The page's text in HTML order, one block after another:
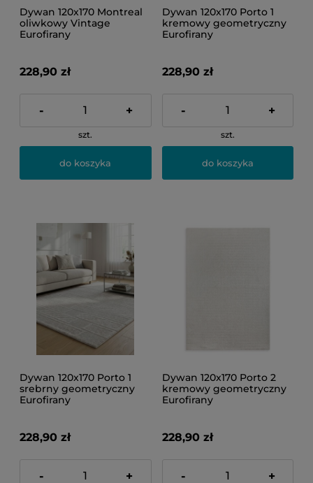
Dywan 120x170 Montreal
oliwkowy Vintage
Eurofirany
228,90 zł
- +
szt.
do koszyka
Dywan 120x170 Porto 1
kremowy geometryczny
Eurofirany
228,90 zł
- +
szt.
do koszyka
Dywan 120x170 Porto 1
srebrny geometryczny
Eurofirany
228,90 zł
- +
Dywan 120x170 Porto 2
kremowy geometryczny
Eurofirany
228,90 zł
- +